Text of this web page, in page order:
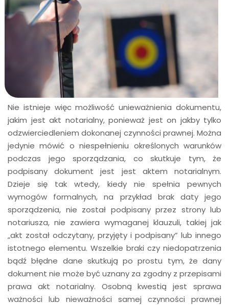
Nie istnieje więc możliwość unieważnienia dokumentu,
jakim jest akt notarialny, ponieważ jest on jakby tylko
odzwierciedleniem dokonanej czynności prawnej. Można
jedynie mówić o niespełnieniu określonych warunków
podczas jego sporządzania, co skutkuje tym, że
podpisany dokument jest jest aktem notarialnym.
Dzieje się tak wtedy, kiedy nie spełnia pewnych
wymogów formalnych, na przykład brak daty jego
sporządzenia, nie został podpisany przez strony lub
notariusza, nie zawiera wymaganej klauzuli, takiej jak
„akt został odczytany, przyjęty i podpisany” lub innego
istotnego elementu. Wszelkie braki czy niedopatrzenia
bądź błędne dane skutkują po prostu tym, że dany
dokument nie może być uznany za zgodny z przepisami
prawa akt notarialny. Osobną kwestią jest sprawa
ważności lub nieważności samej czynności prawnej